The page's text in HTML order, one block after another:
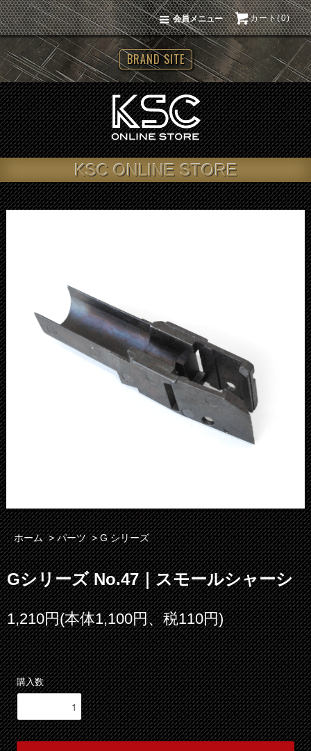
カート(0)
会員メニュー
BRAND SITE
KSC ONLINE STORE
ホーム >パーツ >G シリーズ
Gシリーズ No.47｜スモールシャーシ
1,210円(本体1,100円、税110円)
購入数